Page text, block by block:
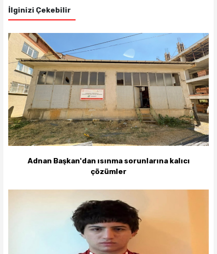
İlginizi Çekebilir
Adnan Başkan'dan ısınma sorunlarına kalıcı
çözümler